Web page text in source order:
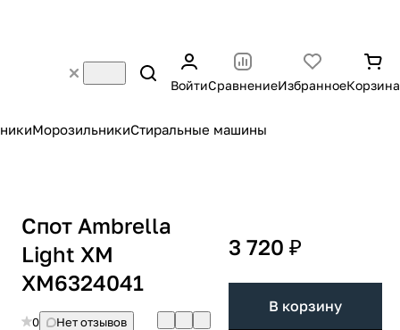
ВойтиСравнениеИзбранноеКорзина
МорозильникиСтиральные машины
Спот Ambrella
Light XM
XM6324041
0
Нет отзывов
3 720 ₽
В корзину